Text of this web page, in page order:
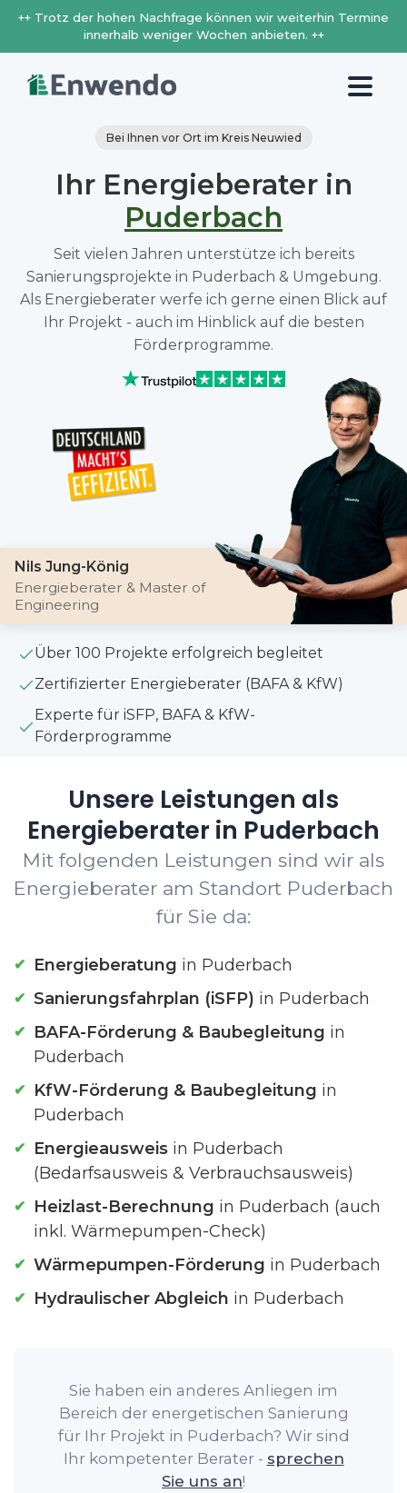
++ Trotz der hohen Nachfrage können wir weiterhin Termine
innerhalb weniger Wochen anbieten. ++
Bei Ihnen vor Ort im Kreis Neuwied
Ihr Energieberater in
Puderbach
Seit vielen Jahren unterstütze ich bereits
Sanierungsprojekte in Puderbach & Umgebung.
Als Energieberater werfe ich gerne einen Blick auf
Ihr Projekt - auch im Hinblick auf die besten
Förderprogramme.
Nils Jung-König
Energieberater & Master of
Engineering
Über 100 Projekte erfolgreich begleitet
Zertifizierter Energieberater (BAFA & KfW)
Experte für iSFP, BAFA & KfW-
Förderprogramme
Unsere Leistungen als
Energieberater in Puderbach
Mit folgenden Leistungen sind wir als
Energieberater am Standort Puderbach
für Sie da:
Energieberatung in Puderbach
Sanierungsfahrplan (iSFP) in Puderbach
BAFA-Förderung & Baubegleitung in
Puderbach
KfW-Förderung & Baubegleitung in
Puderbach
Energieausweis in Puderbach
(Bedarfsausweis & Verbrauchsausweis)
Heizlast-Berechnung in Puderbach (auch
inkl. Wärmepumpen-Check)
Wärmepumpen-Förderung in Puderbach
Hydraulischer Abgleich in Puderbach
Sie haben ein anderes Anliegen im
Bereich der energetischen Sanierung
für Ihr Projekt in Puderbach? Wir sind
Ihr kompetenter Berater - sprechen
Sie uns an!